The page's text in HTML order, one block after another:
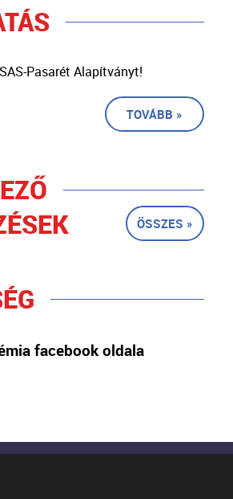
Pasarét Alapítványt!
TOVÁBB »
ÖSSZES »
facebook oldala